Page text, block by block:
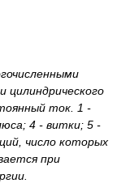
цилиндрического
ток. 1 -
4 - витки; 5 -
число которых
при